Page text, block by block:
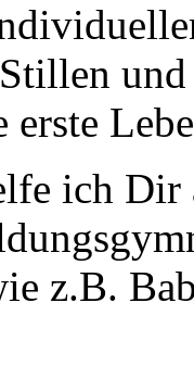
erste
ich Dir
z.B.